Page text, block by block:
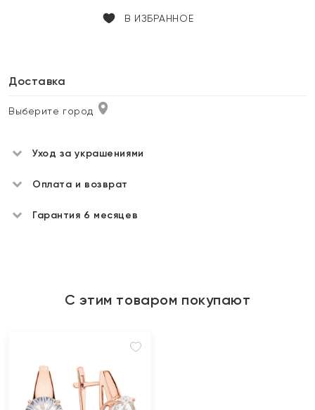
В ИЗБРАННОЕ
Доставка
Выберите город
Уход за украшениями
Оплата и возврат
Гарантия 6 месяцев
С этим товаром покупают